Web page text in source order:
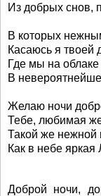
Из добрых снов,
В которых
Касаюсь я твоей
Где мы на
В
Желаю ночи
Тебе, любимая
Такой же нежной
Как в небе яркая
Доброй ночи,